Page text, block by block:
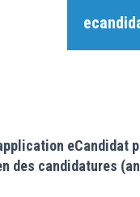
eCandidat
des candidatures